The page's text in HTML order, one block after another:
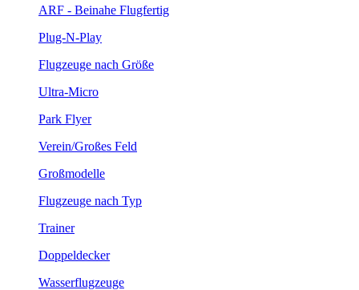
ARF - Beinahe Flugfertig
Plug-N-Play
Flugzeuge nach Größe
Ultra-Micro
Park Flyer
Verein/Großes Feld
Großmodelle
Flugzeuge nach Typ
Trainer
Doppeldecker
Wasserflugzeuge